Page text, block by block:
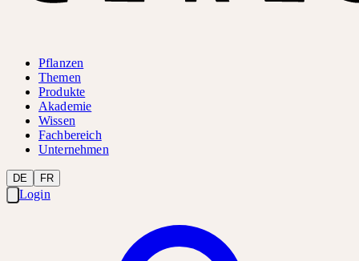
Pflanzen
Themen
Produkte
Akademie
Wissen
Fachbereich
Unternehmen
DE FR
Login